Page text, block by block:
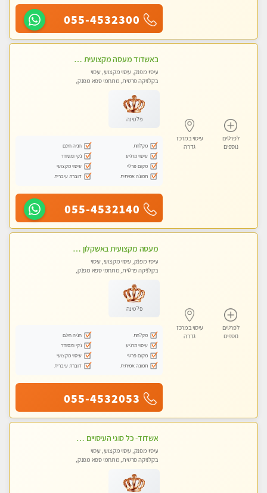
055-4532300
לפרטים
נוספים
עיסוי במרכז
גדרה
באשדוד מעסה מקצועית חדשה ישראלית צעירה ואיכותית לעיסוי מרגיע ומפנק VIP-מומלץ לחלוטין! פרטי! ​​​​​​ Highly recommended
עיסוי מפנק, עיסוי מקצועי, עיסוי
בקלניקה פרטית, מתחמי ספא מפנק,
פלטינה
מקלחת
חניה חינם
עיסוי מרגיע
נקי ומסודר
מקום פרטי
עיסוי מקצועי
תמונה אמיתית
דוברת עיברית
055-4532140
לפרטים
נוספים
עיסוי במרכז
גדרה
מעסה מקצועית באשקלון מסאז' מפנק ומשחרר ומרגיע באווירה נעימה ושקטה
עיסוי מפנק, עיסוי מקצועי, עיסוי
בקלניקה פרטית, מתחמי ספא מפנק,
פלטינה
מקלחת
חניה חינם
עיסוי מרגיע
נקי ומסודר
מקום פרטי
עיסוי מקצועי
תמונה אמיתית
דוברת עיברית
055-4532053
אשדוד- כל סוגי העיסויים מעסה מקצועית ואיכותית פרטי!!!
עיסוי מפנק, עיסוי מקצועי, עיסוי
בקלניקה פרטית, מתחמי ספא מפנק,